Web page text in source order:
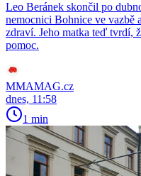
Leo Beránek skončil po
nemocnici Bohnice ve vazbě
zdraví. Jeho matka teď tvrdí,
pomoc.
MMAMAG.cz
dnes, 11:58
1 min